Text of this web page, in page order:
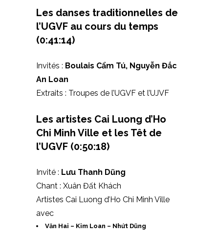
Les danses traditionnelles de
l’UGVF au cours du temps
(0:41:14)
Invités : Boulais Cẩm Tú, Nguyễn Đắc
An Loan
Extraits : Troupes de l’UGVF et l’UJVF
Les artistes Cai Luong d’Ho
Chi Minh Ville et les Têt de
l’UGVF (0:50:18)
Invité : Lưu Thanh Dũng
Chant : Xuân Đất Khách
Artistes Cai Luong d’Ho Chi Minh Ville
avec
Văn Hai – Kim Loan – Nhứt Dũng